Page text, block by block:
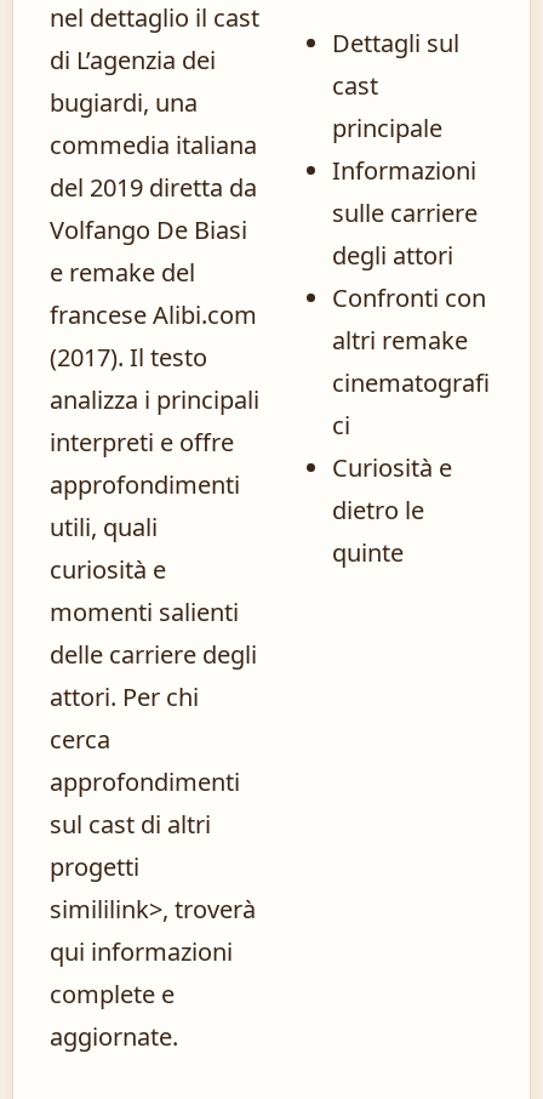
nel dettaglio il cast
di L’agenzia dei
bugiardi, una
commedia italiana
del 2019 diretta da
Volfango De Biasi
e remake del
francese Alibi.com
(2017). Il testo
analizza i principali
interpreti e offre
approfondimenti
utili, quali
curiosità e
momenti salienti
delle carriere degli
attori. Per chi
cerca
approfondimenti
sul cast di altri
progetti
simililink>, troverà
qui informazioni
complete e
aggiornate.
Dettagli sul
cast
principale
Informazioni
sulle carriere
degli attori
Confronti con
altri remake
cinematografi
ci
Curiosità e
dietro le
quinte